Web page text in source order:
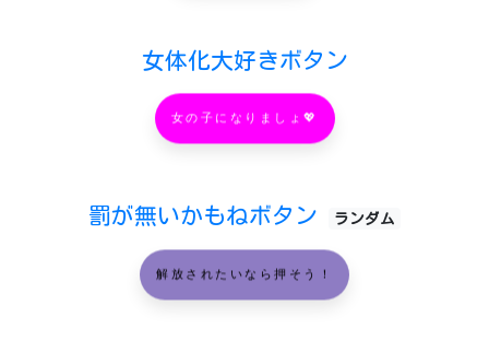
女体化大好きボタン
女の子になりましょ💖
罰が無いかもねボタン ランダム
解放されたいなら押そう！